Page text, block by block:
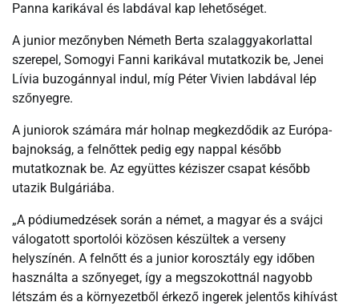
Panna karikával és labdával kap lehetőséget.
A junior mezőnyben Németh Berta szalaggyakorlattal
szerepel, Somogyi Fanni karikával mutatkozik be, Jenei
Lívia buzogánnyal indul, míg Péter Vivien labdával lép
szőnyegre.
A juniorok számára már holnap megkezdődik az Európa-
bajnokság, a felnőttek pedig egy nappal később
mutatkoznak be. Az együttes kéziszer csapat később
utazik Bulgáriába.
„A pódiumedzések során a német, a magyar és a svájci
válogatott sportolói közösen készültek a verseny
helyszínén. A felnőtt és a junior korosztály egy időben
használta a szőnyeget, így a megszokottnál nagyobb
létszám és a környezetből érkező ingerek jelentős kihívást